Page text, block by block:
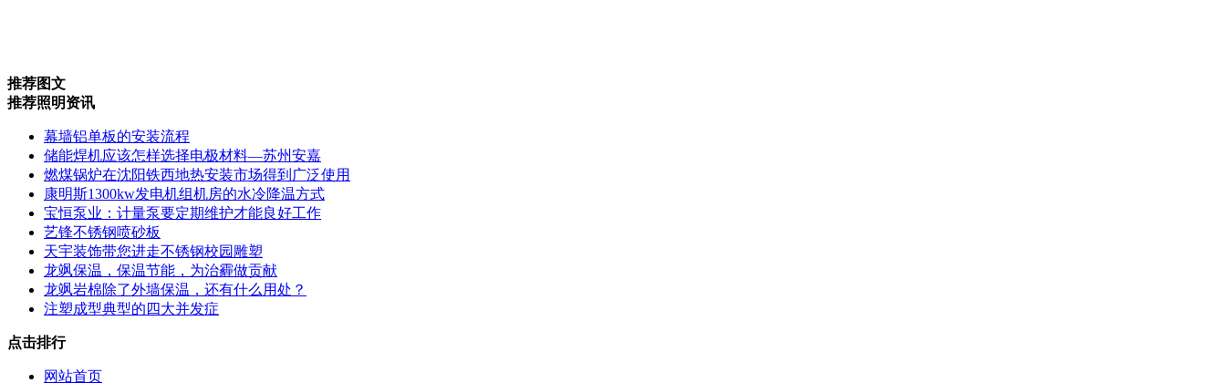
推荐图文
推荐照明资讯
幕墙铝单板的安装流程
储能焊机应该怎样选择电极材料—苏州安嘉
燃煤锅炉在沈阳铁西地热安装市场得到广泛使用
康明斯1300kw发电机组机房的水冷降温方式
宝恒泵业：计量泵要定期维护才能良好工作
艺锋不锈钢喷砂板
天宇装饰带您进走不锈钢校园雕塑
龙飒保温，保温节能，为治霾做贡献
龙飒岩棉除了外墙保温，还有什么用处？
注塑成型典型的四大并发症
点击排行
网站首页